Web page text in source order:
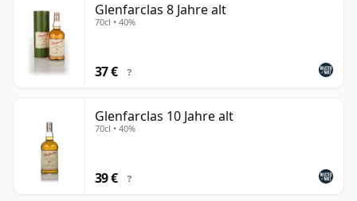
Glenfarclas 8 Jahre alt
70cl • 40%
37 € ?
Glenfarclas 10 Jahre alt
70cl • 40%
39 € ?